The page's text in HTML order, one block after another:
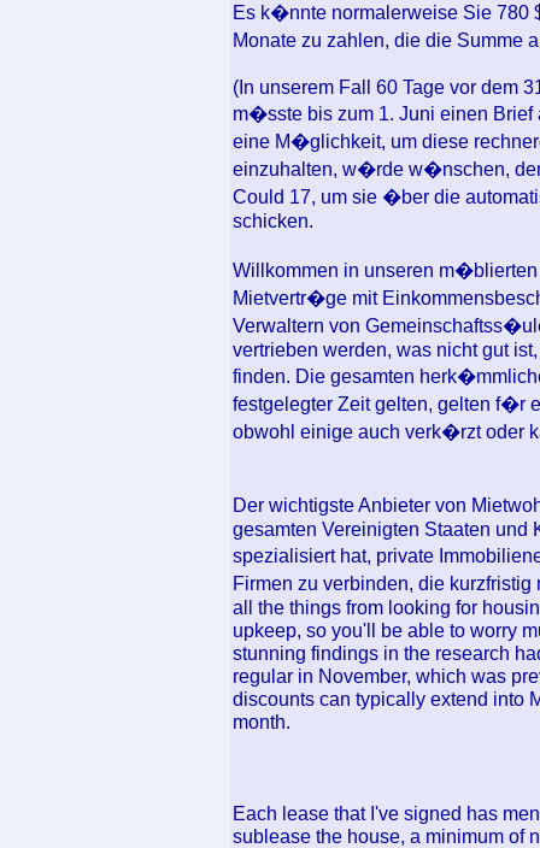
Es k�nnte normalerweise Sie 780
Monate zu zahlen, die die Summe
(In unserem Fall 60 Tage vor dem
m�sste bis zum 1. Juni einen Brief
eine M�glichkeit, um diese
einzuhalten, w�rde w�nschen,
Could 17, um sie �ber die
schicken.
Willkommen in unseren
Mietvertr�ge mit
Verwaltern von
vertrieben werden, was nicht gut
finden. Die gesamten
festgelegter Zeit gelten, gelten f�r
obwohl einige auch verk�rzt oder
Der wichtigste Anbieter von
gesamten Vereinigten Staaten und
spezialisiert hat, private
Firmen zu verbinden, die
all the things from looking for
upkeep, so you'll be able to worry
stunning findings in the research
regular in November, which was
discounts can typically extend into
month.
Each lease that I've signed has
sublease the house, a minimum of